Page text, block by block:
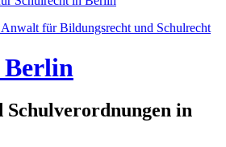
Berlin
Schulverordnungen in